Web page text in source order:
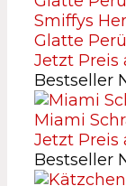
Smiffys
Glatte
Jetzt Preis
Bestseller
Miami
Jetzt Preis
Bestseller